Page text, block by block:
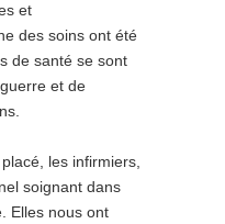
et
des soins ont été
de santé se sont
et de
les infirmiers,
soignant dans
Elles nous ont